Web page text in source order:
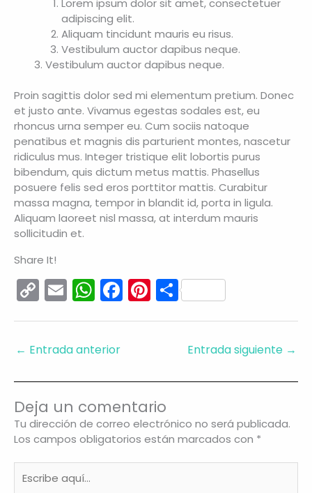
Lorem ipsum dolor sit amet, consectetuer
adipiscing elit.
Aliquam tincidunt mauris eu risus.
Vestibulum auctor dapibus neque.
Vestibulum auctor dapibus neque.
Proin sagittis dolor sed mi elementum pretium. Donec
et justo ante. Vivamus egestas sodales est, eu
rhoncus urna semper eu. Cum sociis natoque
penatibus et magnis dis parturient montes, nascetur
ridiculus mus. Integer tristique elit lobortis purus
bibendum, quis dictum metus mattis. Phasellus
posuere felis sed eros porttitor mattis. Curabitur
massa magna, tempor in blandit id, porta in ligula.
Aliquam laoreet nisl massa, at interdum mauris
sollicitudin et.
Share It!
C
o
y
Li
n
k
E
m
l
W
h
ts
A
p
p
F
a
b
o
o
k
Pi
nt
st
C
o
p
ar
← Entrada anterior Entrada siguiente →
Deja un comentario
Tu dirección de correo electrónico no será publicada.
Los campos obligatorios están marcados con *
aquí...